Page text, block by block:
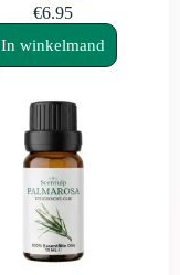
€6.95
In winkelmand